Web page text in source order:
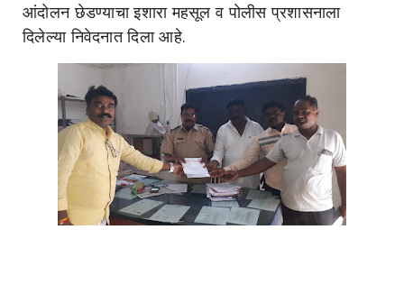
आंदोलन छेडण्याचा इशारा महसूल व पोलीस प्रशासनाला
दिलेल्या निवेदनात दिला आहे.